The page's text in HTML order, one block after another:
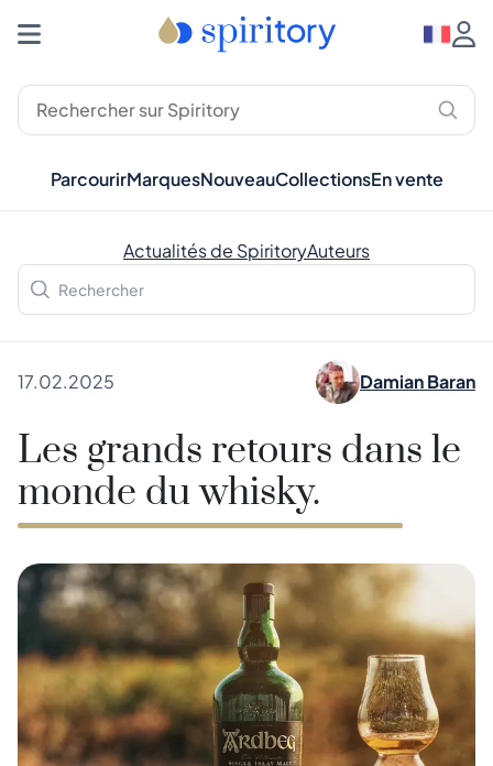
ParcourirMarquesNouveauCollectionsEn vente
Actualités de SpiritoryAuteurs
17.02.2025 Damian Baran
Les grands retours dans le
monde du whisky.